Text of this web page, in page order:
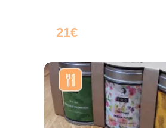
21€